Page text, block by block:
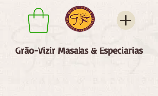
Grão-Vizir Masalas & Especiarias